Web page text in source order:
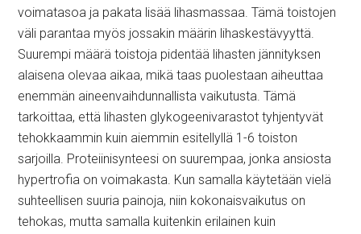
voimatasoa ja pakata lisää lihasmassaa. Tämä toistojen
väli parantaa myös jossakin määrin lihaskestävyyttä.
Suurempi määrä toistoja pidentää lihasten jännityksen
alaisena olevaa aikaa, mikä taas puolestaan aiheuttaa
enemmän aineenvaihdunnallista vaikutusta. Tämä
tarkoittaa, että lihasten glykogeenivarastot tyhjentyvät
tehokkaammin kuin aiemmin esitellyllä 1-6 toiston
sarjoilla. Proteiinisynteesi on suurempaa, jonka ansiosta
hypertrofia on voimakasta. Kun samalla käytetään vielä
suhteellisen suuria painoja, niin kokonaisvaikutus on
tehokas, mutta samalla kuitenkin erilainen kuin